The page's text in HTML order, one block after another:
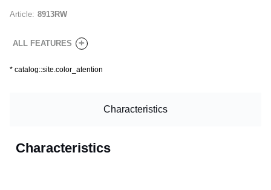
Article: 8913RW
ALL FEATURES +
* catalog::site.color_atention
Characteristics
Characteristics